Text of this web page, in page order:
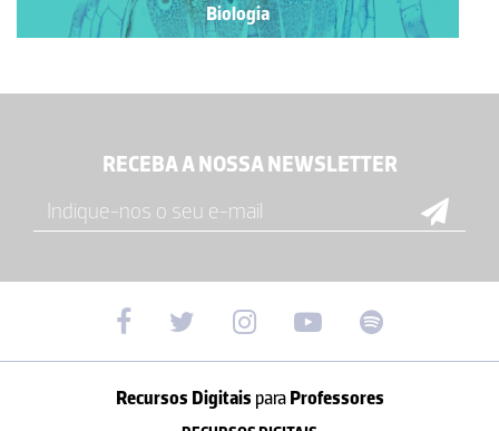
Biologia
RECEBA A NOSSA NEWSLETTER
Recursos Digitais paraProfessores